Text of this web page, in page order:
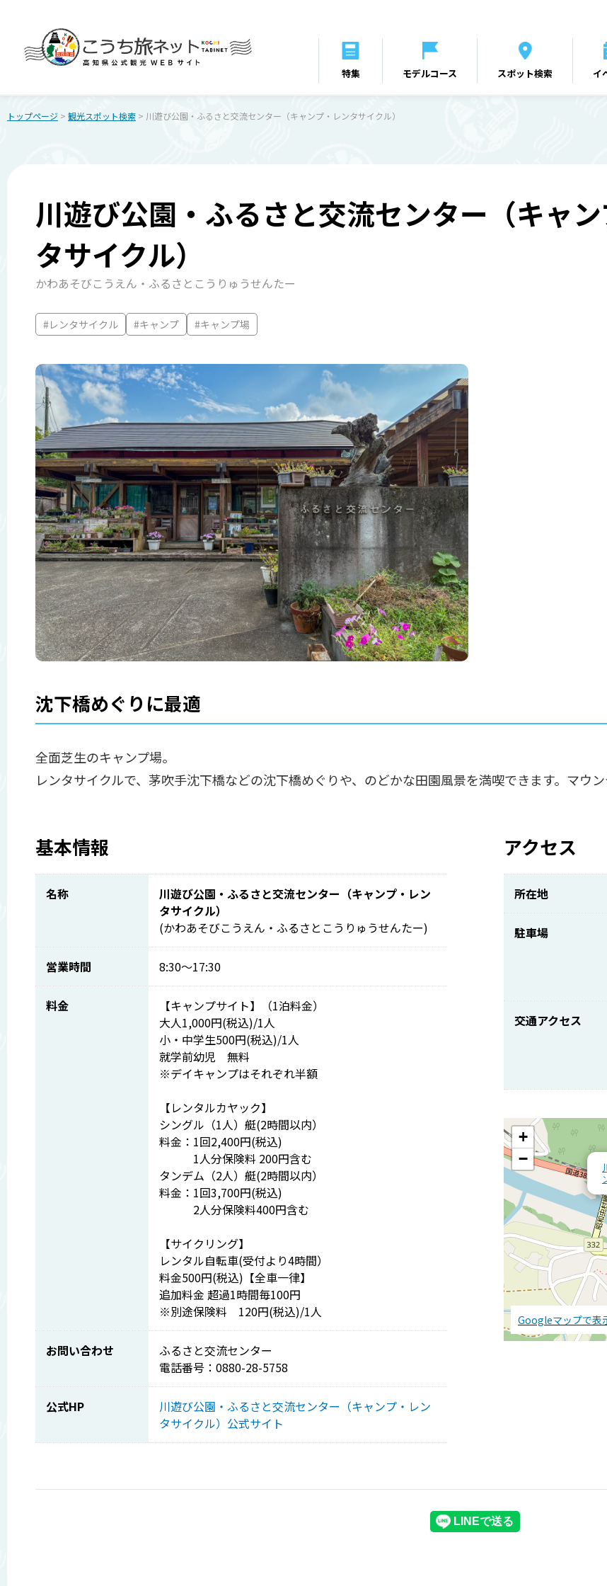
特集 モデルコース スポット検索 イ
トップページ > 観光スポット検索 > 川遊び公園・ふるさと交流センター（キャンプ・レンタサイクル）
川遊び公園・ふるさと交流センター（キャ
タサイクル）
かわあそびこうえん・ふるさとこうりゅうせんたー
#レンタサイクル #キャンプ #キャンプ場
沈下橋めぐりに最適
全面芝生のキャンプ場。
レンタサイクルで、茅吹手沈下橋などの沈下橋めぐりや、のどかな田園風景を満喫できます。マウ
基本情報
名称
川遊び公園・ふるさと交流センター（キャンプ・レン
タサイクル）
(かわあそびこうえん・ふるさとこうりゅうせんたー)
営業時間 8:30～17:30
料金
【キャンプサイト】（1泊料金）
大人1,000円(税込)/1人
小・中学生500円(税込)/1人
就学前幼児 無料
※デイキャンプはそれぞれ半額
【レンタルカヤック】
シングル（1人）艇(2時間以内）
料金：1回2,400円(税込)
1人分保険料 200円含む
タンデム（2人）艇(2時間以内）
料金：1回3,700円(税込)
2人分保険料400円含む
【サイクリング】
レンタル自転車(受付より4時間）
料金500円(税込)【全車一律】
追加料金 超過1時間毎100円
※別途保険料 120円(税込)/1人
お問い合わせ
ふるさと交流センター
電話番号：0880-28-5758
公式HP
川遊び公園・ふるさと交流センター（キャンプ・レン
タサイクル）公式サイト
アクセス
所在地
駐車場
交通アクセス
+
−
Googleマップで表